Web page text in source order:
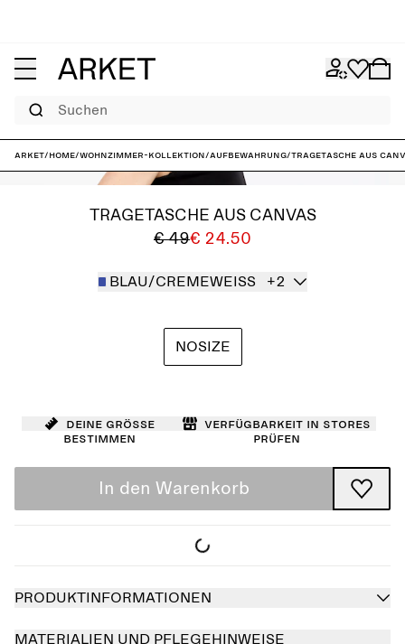
Suchen
ARKET/Home/Wohnzimmer-Kollektion/Aufbewahrung/Tragetasche aus
TRAGETASCHE AUS CANVAS
€ 49€ 24.50
BLAU/CREMEWEISS +2
NOSIZE
Deine Größe
bestimmen
Verfügbarkeit in Stores
prüfen
In den Warenkorb
PRODUKTINFORMATIONEN
MATERIALIEN UND PFLEGEHINWEISE